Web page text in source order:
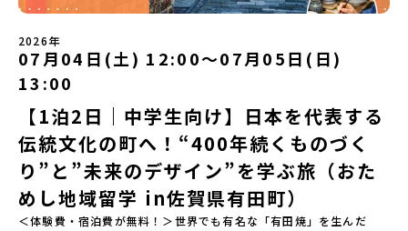
い！」「今の自分を変えたい！」と思っている同世代の中学生が大
集合！地元の高校生と一緒にご飯を食べて語り合えば、たった数日
で最高の仲間になる！🔥 ③宿泊費・体験費はなんと【無料】！親元
を離れる初めての一人旅でも大丈夫。頼れるスタッフがしっかりサ
ポートするので安心・安全です！ーーーーーーーーーーーーーーー
ーーーーーーーーー📺 全体オンライン説明会（アーカイブ配信）
2026年4月22日に開催された説明会の録画をご覧いただけます。こ
の動画を見れば、あなたの「なんとなく不安」が「絶対に行ってみ
たい！」に変わるはず💡お家からリラックスして視聴してみてくだ
さいね😊▶︎全体説明会のアーカイブはこちら（アーカイブを視聴す
る）YouTube：https://youtu.be/Yt8nd04aNgA?
si=e5erbspvwz5O8_uF【アーカイブ内容】・おためし地域留学の
魅力・メリット・2026年度、日本全国20以上の対象地域について・
2026年
07月04日(土) 12:00〜07月05日(日)
13:00
【1泊2日｜中学生向け】日本を代表する
伝統文化の町へ！“400年続くものづく
り”と”未来のデザイン”を学ぶ旅（おた
めし地域留学 in佐賀県有田町）
＜体験費・宿泊費が無料！＞世界でも有名な「有田焼」を生んだ